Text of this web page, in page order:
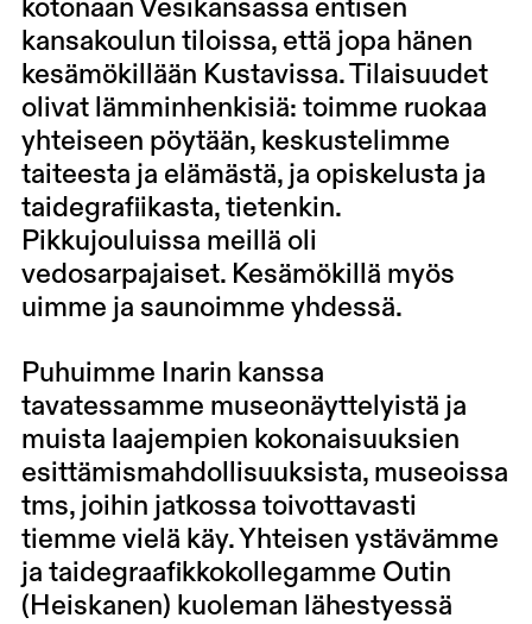
kotonaan Vesikansassa entisen
kansakoulun tiloissa, että jopa hänen
kesämökillään Kustavissa. Tilaisuudet
olivat lämminhenkisiä: toimme ruokaa
yhteiseen pöytään, keskustelimme
taiteesta ja elämästä, ja opiskelusta ja
taidegrafiikasta, tietenkin.
Pikkujouluissa meillä oli
vedosarpajaiset. Kesämökillä myös
uimme ja saunoimme yhdessä.
Puhuimme Inarin kanssa
tavatessamme museonäyttelyistä ja
muista laajempien kokonaisuuksien
esittämismahdollisuuksista, museoissa
tms, joihin jatkossa toivottavasti
tiemme vielä käy. Yhteisen ystävämme
ja taidegraafikkokollegamme Outin
(Heiskanen) kuoleman lähestyessä